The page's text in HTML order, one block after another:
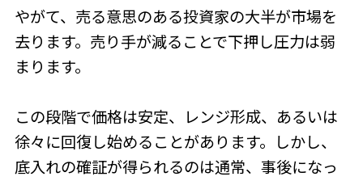
やがて、売る意思のある投資家の大半が市場を
去ります。売り手が減ることで下押し圧力は弱
まります。
この段階で価格は安定、レンジ形成、あるいは
徐々に回復し始めることがあります。しかし、
底入れの確証が得られるのは通常、事後になっ